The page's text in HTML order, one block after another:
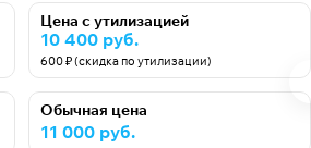
Цена с утилизацией
10 400 руб.
600 ₽ (скидка по утилизации)
Обычная цена
11 000 руб.